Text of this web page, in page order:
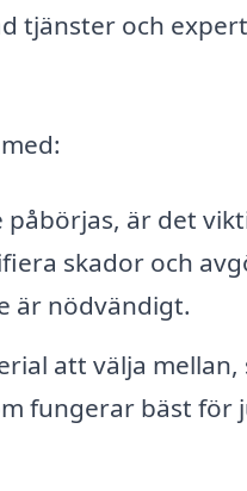
tjänster och
är det
skador och
är nödvändigt.
att välja mellan,
fungerar bäst för